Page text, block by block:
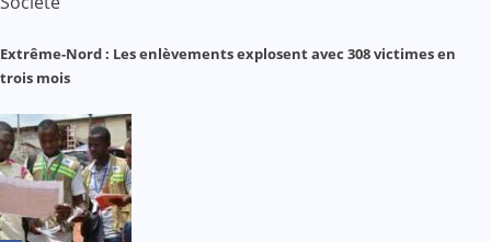
Extrême-Nord : Les enlèvements explosent avec 308 victimes en
trois mois